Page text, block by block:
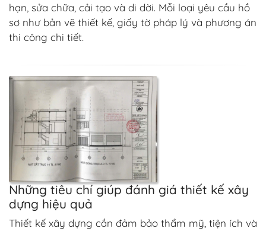
hạn, sửa chữa, cải tạo và di dời. Mỗi loại yêu cầu hồ
sơ như bản vẽ thiết kế, giấy tờ pháp lý và phương án
thi công chi tiết.
Những tiêu chí giúp đánh giá thiết kế xây
dựng hiệu quả
Thiết kế xây dựng cần đảm bảo thẩm mỹ, tiện ích và